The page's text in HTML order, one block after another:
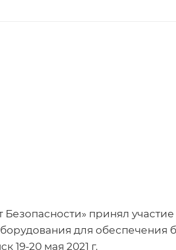
принял участие
для обеспечения
19-20 мая 2021 г.